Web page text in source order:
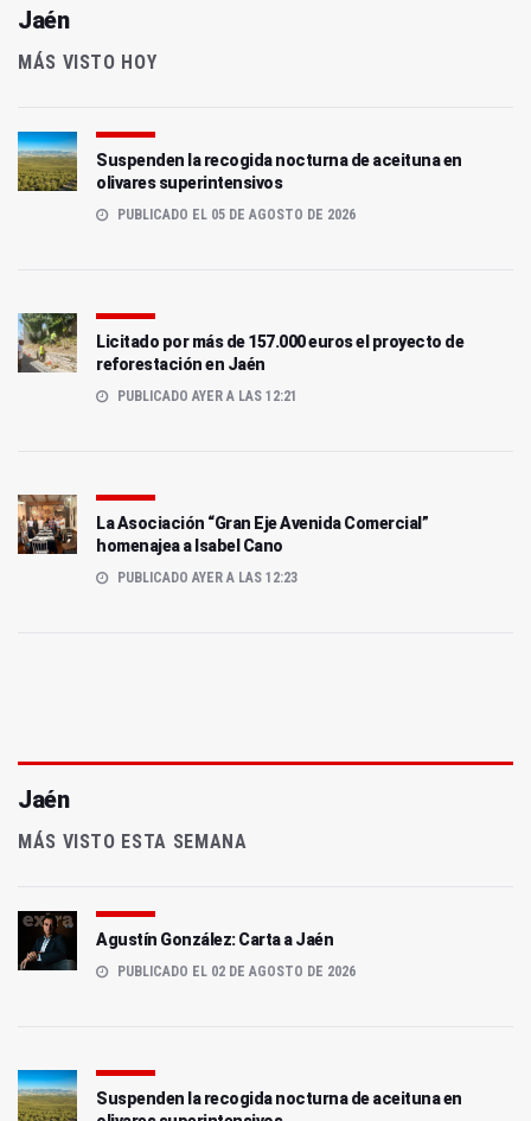
Jaén
MÁS VISTO HOY
Suspenden la recogida nocturna de aceituna en
olivares superintensivos
PUBLICADO EL 05 DE AGOSTO DE 2026
Licitado por más de 157.000 euros el proyecto de
reforestación en Jaén
PUBLICADO AYER A LAS 12:21
La Asociación “Gran Eje Avenida Comercial”
homenajea a Isabel Cano
PUBLICADO AYER A LAS 12:23
Jaén
MÁS VISTO ESTA SEMANA
Agustín González: Carta a Jaén
PUBLICADO EL 02 DE AGOSTO DE 2026
Suspenden la recogida nocturna de aceituna en